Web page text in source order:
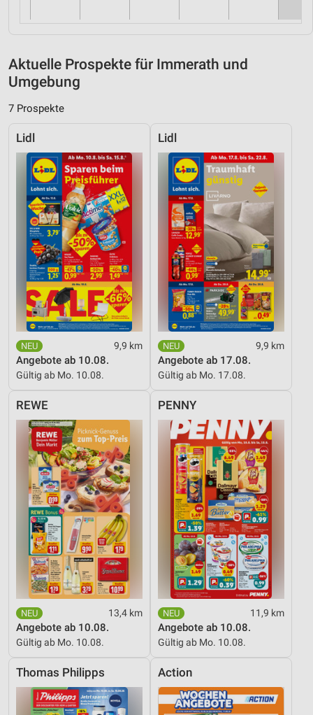
Aktuelle Prospekte für Immerath und
Umgebung
7 Prospekte
Lidl
9,9 km
Angebote ab 10.08.
Gültig ab Mo. 10.08.
Lidl
9,9 km
Angebote ab 17.08.
Gültig ab Mo. 17.08.
REWE
13,4 km
Angebote ab 10.08.
Gültig ab Mo. 10.08.
PENNY
11,9 km
Angebote ab 10.08.
Gültig ab Mo. 10.08.
Thomas Philipps Action